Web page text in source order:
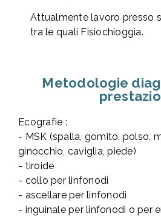
Attualmente lavoro presso
tra le quali Fisiochioggia.
Metodologie
Ecografie :
- MSK (spalla, gomito, polso,
ginocchio, caviglia, piede)
- tiroide
- collo per linfonodi
- ascellare per linfonodi
- inguinale per linfonodi o per